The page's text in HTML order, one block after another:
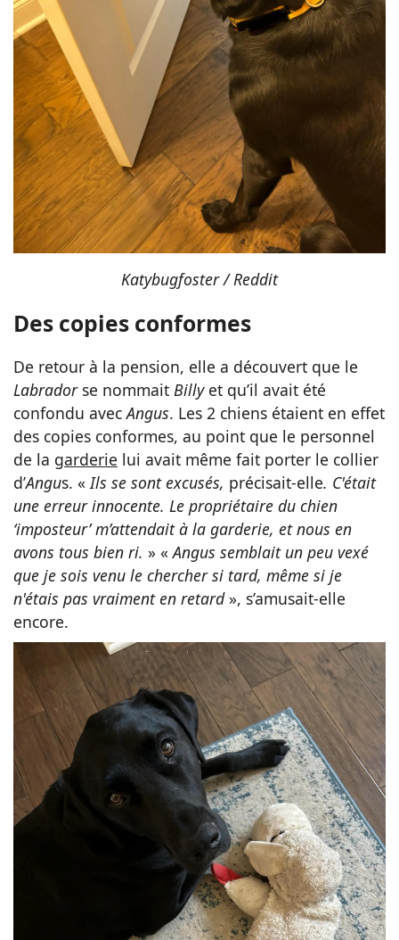
Katybugfoster / Reddit
Des copies conformes
De retour à la pension, elle a découvert que le
Labradorse nommait Billyet qu’il avait été
confondu avecAngus. Les 2 chiens étaient en effet
des copies conformes, au point que le personnel
de la garderie lui avait même fait porter le collier
d’Angus. «Ils se sont excusés, précisait-elle. C'était
une erreur innocente. Le propriétaire du chien
‘imposteur’ m’attendait à la garderie, et nous en
avons tous bien ri. » «Angus semblait un peu vexé
que je sois venu le chercher si tard, même si je
n'étais pas vraiment en retard», s’amusait-elle
encore.